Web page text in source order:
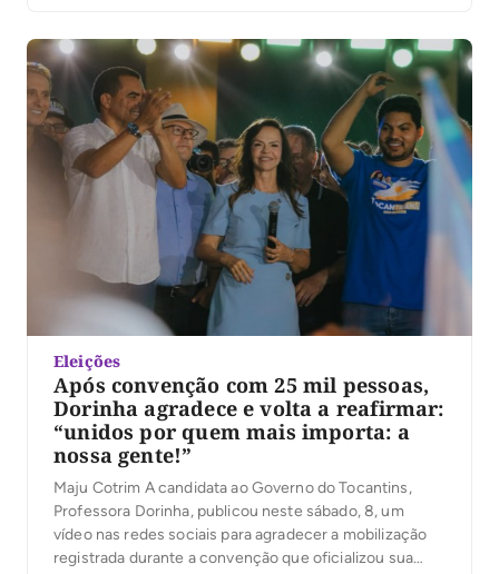
o evento reuniu jovens de Palmas em torno de […]
Eleições
Após convenção com 25 mil pessoas,
Dorinha agradece e volta a reafirmar:
“unidos por quem mais importa: a
nossa gente!”
Maju Cotrim A candidata ao Governo do Tocantins,
Professora Dorinha, publicou neste sábado, 8, um
vídeo nas redes sociais para agradecer a mobilização
registrada durante a convenção que oficializou sua